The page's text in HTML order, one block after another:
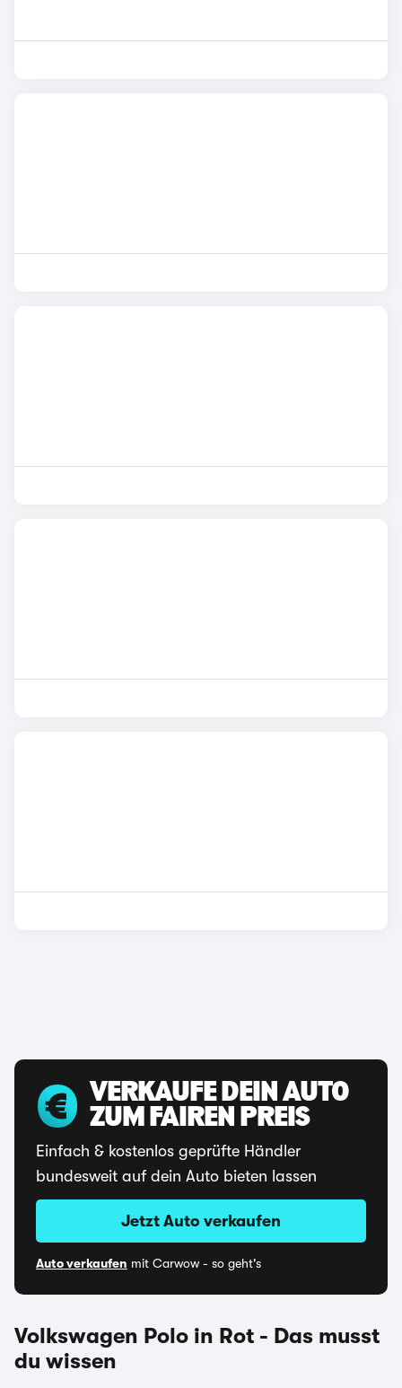
VERKAUFE DEIN AUTO
ZUM FAIREN PREIS
Einfach & kostenlos geprüfte Händler
bundesweit auf dein Auto bieten lassen
Jetzt Auto verkaufen
Auto verkaufen mit Carwow - so geht's
Volkswagen Polo in Rot - Das musst
du wissen